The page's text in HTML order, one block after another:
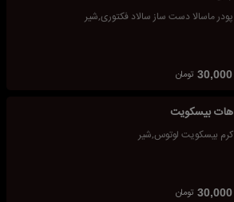
پودر ماسالا دست ساز سالاد فکتوری,شیر
30,000 تومان
هات بیسکویت
کرم بیسکویت لوتوس,شیر
30,000 تومان